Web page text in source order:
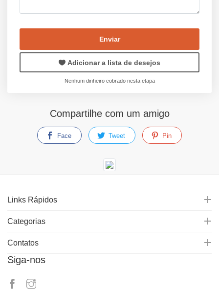
Enviar
Adicionar a lista de desejos
Nenhum dinheiro cobrado nesta etapa
Compartilhe com um amigo
Face Tweet Pin
Links Rápidos
Categorias
Contatos
Siga-nos